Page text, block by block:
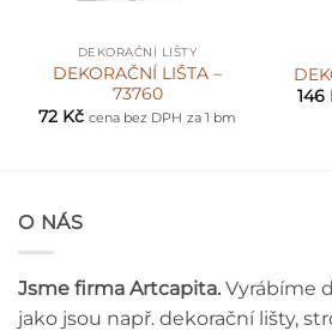
DEKORAČNÍ LIŠTY
DEKORAČNÍ LIŠTA –
73760
72 Kč cena bez DPH za 1 bm
146
O NÁS
Jsme firma Artcapita. Vyrábíme
jako jsou např. dekorační lišty,